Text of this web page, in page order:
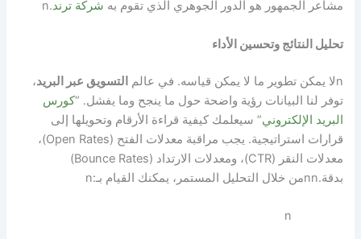
مشاعر الجمهور هو الدور الجوهري الذي تقوم به شركة ترند.
n
تحليل النتائج وتحسين الأداء
nلا يمكن تطوير ما لا يمكن قياسه. في عالم التسويق عبر البريد،
توفر لنا البيانات رؤية واضحة حول ما ينجح وما يفشل. “كورس
البريد الإلكتروني” سيعلمك كيفية قراءة الأرقام وتحويلها إلى
قرارات استراتيجية. يجب مراقبة معدلات الفتح (Open Rates)،
معدلات النقر (CTR)، ومعدلات الارتداد (Bounce Rates)
بدقة.nnمن خلال التحليل المستمر، يمكنك القيام بـ:n
n